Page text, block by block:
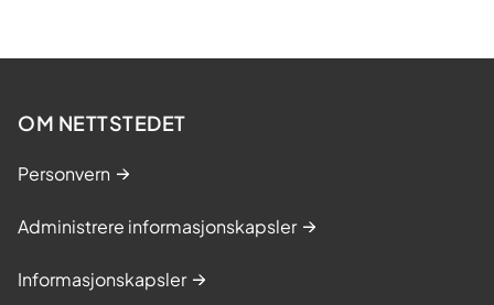
OM NETTSTEDET
Personvern
Administrere informasjonskapsler
Informasjonskapsler